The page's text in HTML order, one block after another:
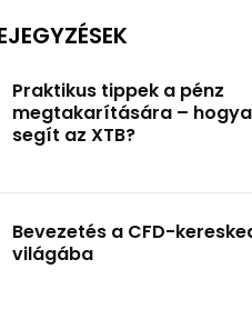
Praktikus tippek a pénz
megtakarítására –
segít az XTB?
Bevezetés a CFD-
világába